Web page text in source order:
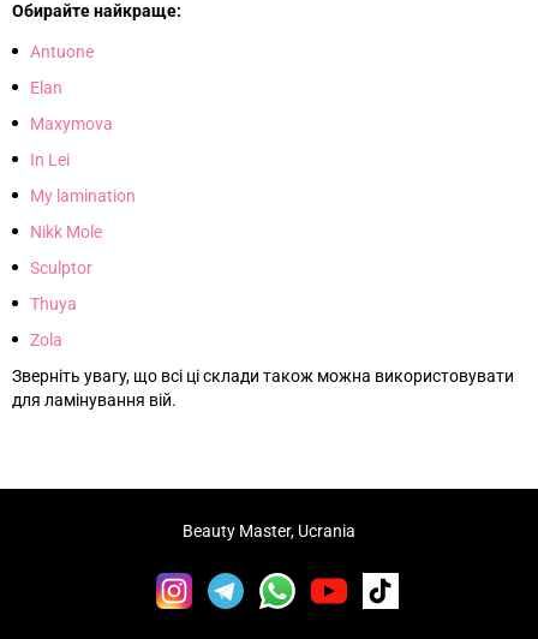
Обирайте найкраще:
Antuone
Elan
Maxymova
In Lei
My lamination
Nikk Mole
Sculptor
Thuya
Zola
Зверніть увагу, що всі ці склади також можна використовувати
для ламінування вій.
Beauty Master, Ucrania